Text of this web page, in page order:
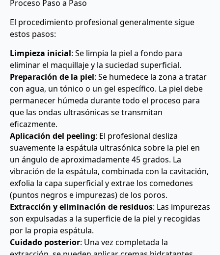
Proceso Paso a Paso
El procedimiento profesional generalmente sigue
estos pasos:
Limpieza inicial: Se limpia la piel a fondo para
eliminar el maquillaje y la suciedad superficial.
Preparación de la piel: Se humedece la zona a tratar
con agua, un tónico o un gel específico. La piel debe
permanecer húmeda durante todo el proceso para
que las ondas ultrasónicas se transmitan
eficazmente.
Aplicación del peeling: El profesional desliza
suavemente la espátula ultrasónica sobre la piel en
un ángulo de aproximadamente 45 grados. La
vibración de la espátula, combinada con la cavitación,
exfolia la capa superficial y extrae los comedones
(puntos negros e impurezas) de los poros.
Extracción y eliminación de residuos: Las impurezas
son expulsadas a la superficie de la piel y recogidas
por la propia espátula.
Cuidado posterior: Una vez completada la